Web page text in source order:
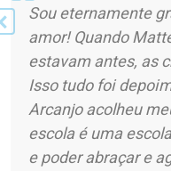
Sou eternamente
amor! Quando
estavam antes, as
Isso tudo foi
Arcanjo acolheu
escola é uma
e poder abraçar e